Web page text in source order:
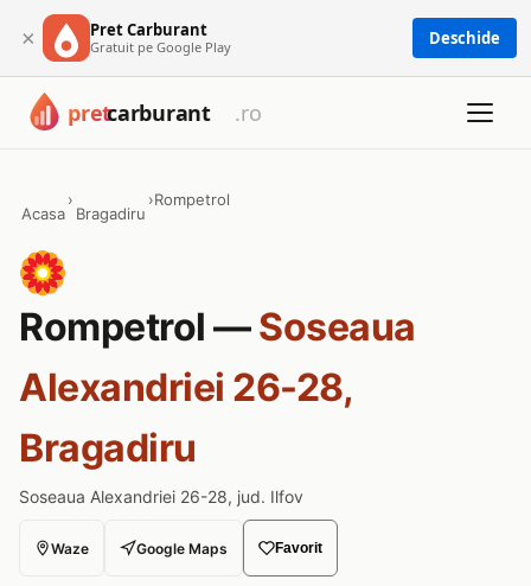
× Pret Carburant
Gratuit pe Google Play Deschide
Acasa
›
Bragadiru
›Rompetrol
Rompetrol —Soseaua
Alexandriei 26-28,
Bragadiru
Soseaua Alexandriei 26-28, jud. Ilfov
Waze Google Maps Favorit